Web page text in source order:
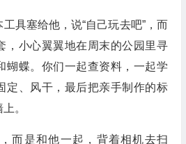
具塞给他，说“自己玩去吧”，而
，小心翼翼地在周末的公园里寻
蝴蝶。你们一起查资料，一起学
定、风干，最后把亲手制作的标
。
而是和他一起，背着相机去扫